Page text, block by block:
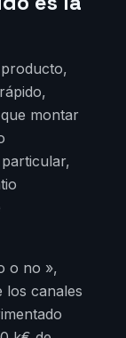
montar
o no »,
los canales